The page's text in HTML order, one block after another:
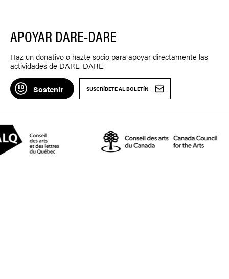
APOYAR DARE-DARE
Haz un donativo o hazte socio para apoyar directamente las
actividades de DARE-DARE.
Sostenir SUSCRÍBETE AL BOLETÍN